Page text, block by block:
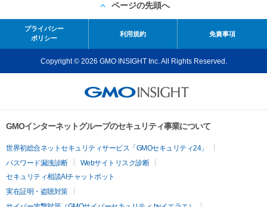
ページの先頭へ
プライバシー
ポリシー
利用規約 免責事項
Copyright © 2026 GMO INSIGHT Inc. All Rights Reserved.
GMOインターネットグループのセキュリティ事業について
世界初総合ネットセキュリティサービス「GMOセキュリティ24」
パスワード漏洩診断
Webサイトリスク診断
セキュリティ相談AIチャットボット
実在証明・盗聴対策